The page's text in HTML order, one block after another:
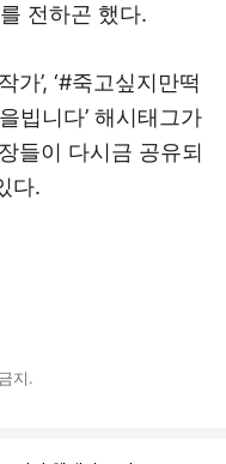
전하곤 했다.
가’, ‘#죽고싶지만떡
빕니다’ 해시태그가
들이 다시금 공유되
다.
지.